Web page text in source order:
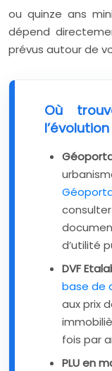
ou quinze ans
dépend
prévus autour de
Où
d’utilité
DVF
base de
aux prix
fois par
PLU en